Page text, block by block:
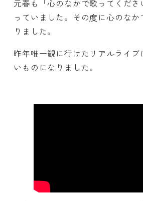
元春も「心のなかで歌ってくだ
っていました。その度に心のな
りました。
昨年唯一観に行けたリアルライ
いものになりました。